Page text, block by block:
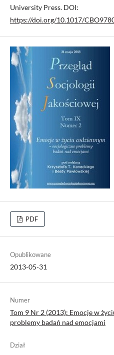
University Press. DOI:
https://doi.org/10.1017/
PDF
Opublikowane
2013-05-31
Numer
Tom 9 Nr 2 (2013): Emocje w
problemy badań nad emocjami
Dział